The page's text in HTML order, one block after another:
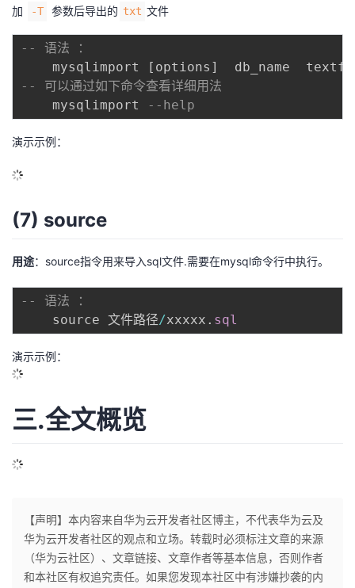
加
-T 参数后导出的 txt 文件
-- 语法 ：
	mysqlimport
[ options ]
db_name
-- 可以通过如下命令查看详细用法
	mysqlimport
--help
演示示例：
(7) source
用途：source指令用来导入sql文件.需要在mysql命令行中执行。
-- 语法 ：
	source 文件路径
/xxxxx . sql
演示示例：
三.全文概览
【声明】本内容来自华为云开发者社区博主，不代表华为云及
华为云开发者社区的观点和立场。转载时必须标注文章的来源
（华为云社区）、文章链接、文章作者等基本信息，否则作者
和本社区有权追究责任。如果您发现本社区中有涉嫌抄袭的内